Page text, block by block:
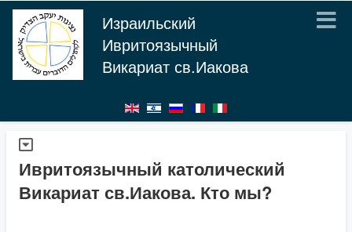
Израильский
Ивритоязычный
Викариат св.Иакова
Ивритоязычный католический
Викариат св.Иакова. Кто мы?